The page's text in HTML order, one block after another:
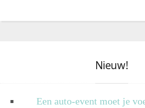
Nieuw!
Een auto-event moet je